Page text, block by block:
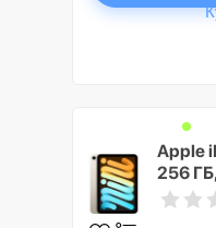
Apple
256